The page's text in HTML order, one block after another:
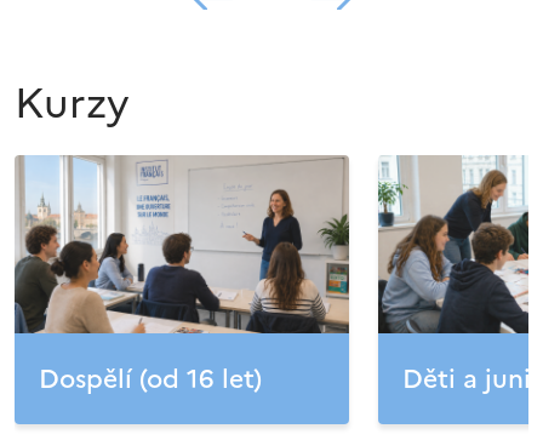
Kurzy
Dospělí (od 16 let) Děti a